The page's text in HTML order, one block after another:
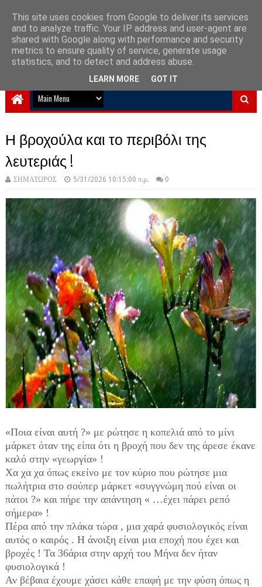
NewPlanet09
Ειδήσεις νέα από την Ελλάδα και τον κόσμο
Η βροχούλα και το περιβόλι της
λευτεριάς !
ΣΗΜΑΤΩΡΟΣ 5/31/2026 10:15:00 π.μ. 0
«Ποια είναι αυτή ?» με ρώτησε η κοπελιά από το μίνι
μάρκετ όταν της είπα ότι η βροχή που δεν της άρεσε έκανε
καλό στην «γεωργία» !
Χα χα χα όπως εκείνο με τον κύριο που ρώτησε μια
πωλήτρια στο σούπερ μάρκετ «συγγνώμη πού είναι οι
πάτοι ?» και πήρε την απάντηση « …έχει πάρει ρεπό
σήμερα» !
Πέρα από την πλάκα τώρα , μια χαρά φυσιολογικός είναι
αυτός ο καιρός . Η άνοιξη είναι μια εποχή που έχει και
βροχές ! Τα 36άρια στην αρχή του Μήνα δεν ήταν
φυσιολογικά !
Αν βέβαια έχουμε χάσει κάθε επαφή με την φύση όπως η
This site uses cookies from Google to deliver its services
and to analyze traffic. Your IP address and user-agent are
shared with Google along with performance and security
metrics to ensure quality of service, generate usage
statistics, and to detect and address abuse.
LEARN MORE GOT IT